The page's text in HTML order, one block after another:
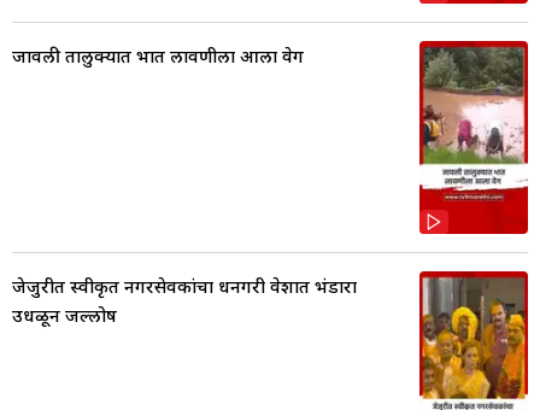
जावली तालुक्यात भात लावणीला आला वेग
जेजुरीत स्वीकृत नगरसेवकांचा धनगरी वेशात भंडारा
उधळून जल्लोष